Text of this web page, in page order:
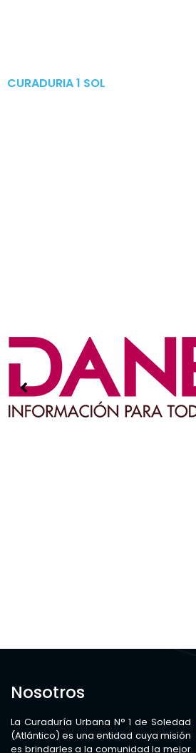
CURADURIA 1 SOL
Nosotros
La Curaduría Urbana N° 1 de Soledad
(Atlántico) es una entidad cuya misión
es brindarles a la comunidad la mejor